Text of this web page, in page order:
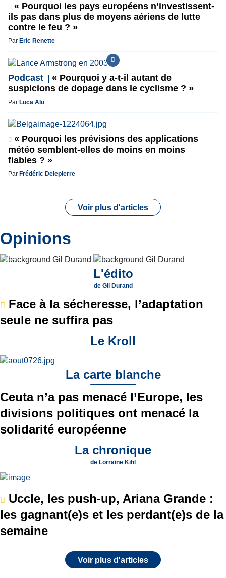
« Pourquoi les pays européens n’investissent-
ils pas dans plus de moyens aériens de lutte
contre le feu ? »
Par Eric Renette
Podcast
« Pourquoi y a-t-il autant de
suspicions de dopage dans le cyclisme ? »
Par Luca Alu
« Pourquoi les prévisions des applications
météo semblent-elles de moins en moins
fiables ? »
Par Frédéric Delepierre
Voir plus d'articles
Opinions
L'édito
de Gil Durand
Face à la sécheresse, l’adaptation
seule ne suffira pas
Le Kroll
La carte blanche
Ceuta n’a pas menacé l’Europe, les
divisions politiques ont menacé la
solidarité européenne
La chronique
de Lorraine Kihl
Uccle, les push-up, Ariana Grande :
les gagnant(e)s et les perdant(e)s de la
semaine
Voir plus d'articles